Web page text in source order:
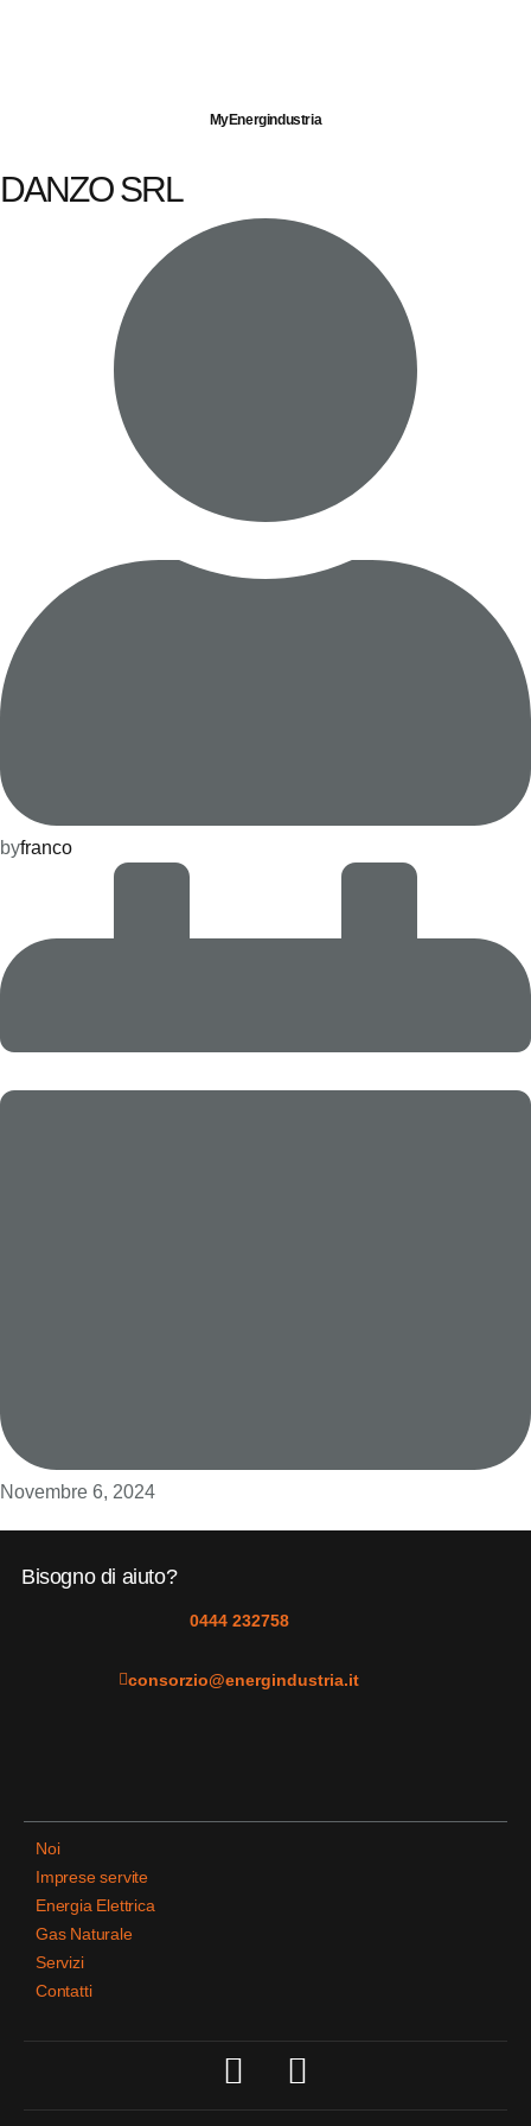
MyEnergindustria
DANZO SRL
byfranco
Novembre 6, 2024
Bisogno di aiuto?
0444 232758
consorzio@energindustria.it
Noi
Imprese servite
Energia Elettrica
Gas Naturale
Servizi
Contatti